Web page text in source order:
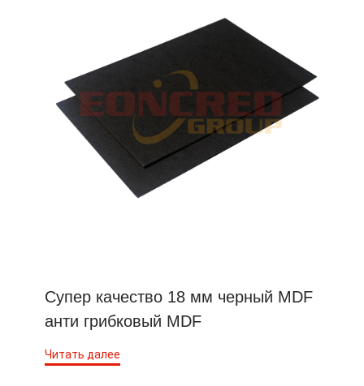
Супер качество 18 мм черный MDF
анти грибковый MDF
Читать далее